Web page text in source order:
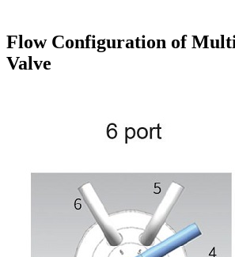
Flow Configuration of
Valve